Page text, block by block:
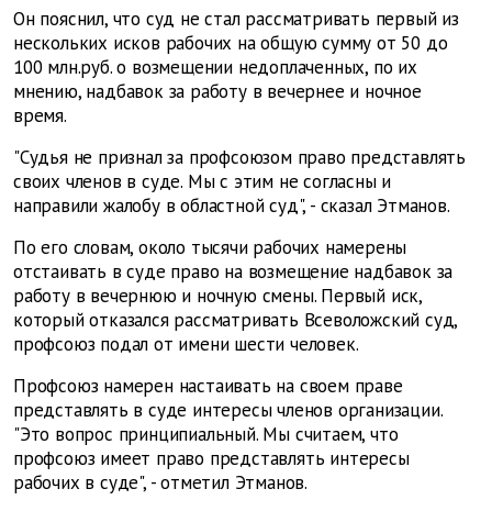
Он пояснил, что суд не стал рассматривать первый из
нескольких исков рабочих на общую сумму от 50 до
100 млн.руб. о возмещении недоплаченных, по их
мнению, надбавок за работу в вечернее и ночное
время.
"Судья не признал за профсоюзом право представлять
своих членов в суде. Мы с этим не согласны и
направили жалобу в областной суд", - сказал Этманов.
По его словам, около тысячи рабочих намерены
отстаивать в суде право на возмещение надбавок за
работу в вечернюю и ночную смены. Первый иск,
который отказался рассматривать Всеволожский суд,
профсоюз подал от имени шести человек.
Профсоюз намерен настаивать на своем праве
представлять в суде интересы членов организации.
"Это вопрос принципиальный. Мы считаем, что
профсоюз имеет право представлять интересы
рабочих в суде", - отметил Этманов.